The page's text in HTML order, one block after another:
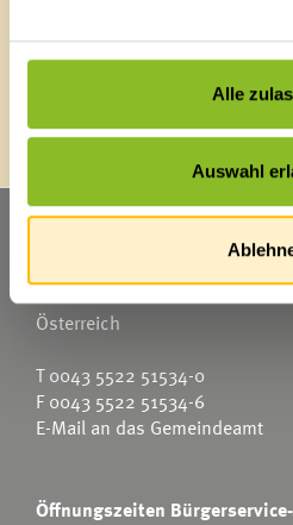
Alle
Auswahl
Energieeffiziente Gemeinde
A-6820 Frastanz
Österreich
T0043 5522 51534-0
F 0043 5522 51534-6
E-Mail an das Gemeindeamt
Öffnungszeiten